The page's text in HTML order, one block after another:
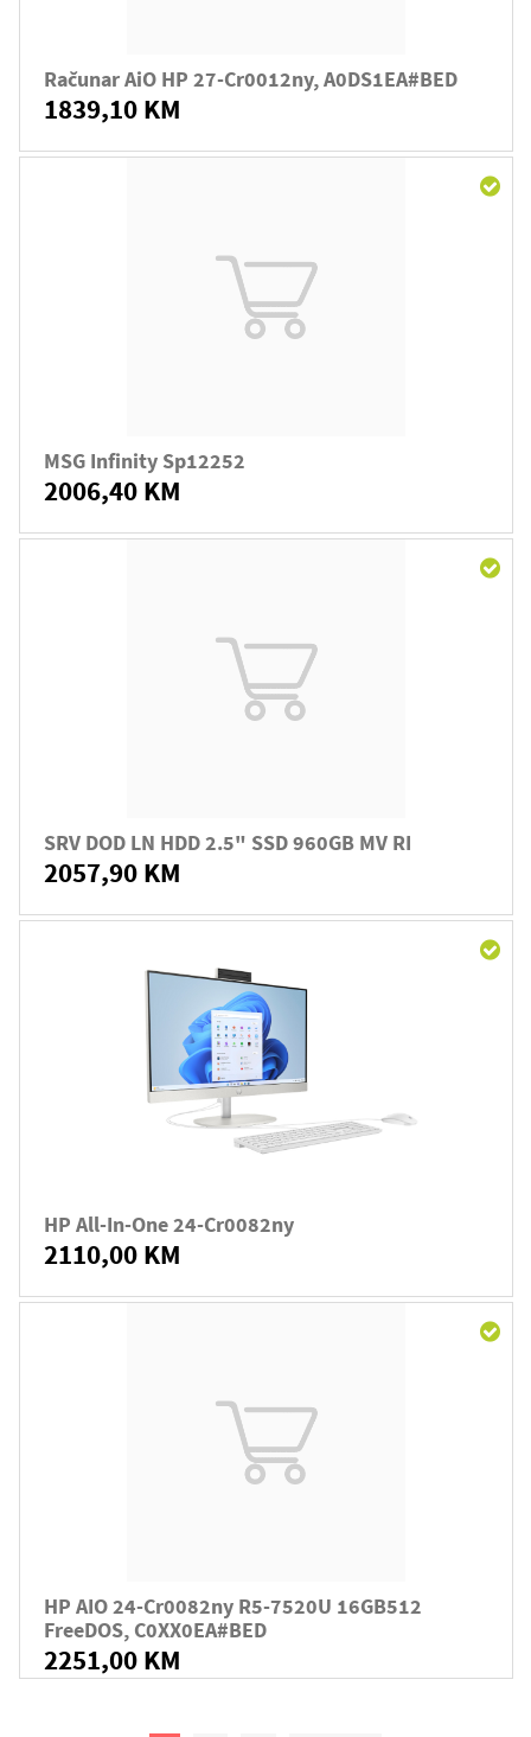
Računar AiO HP 27-Cr0012ny, A0DS1EA#BED
1839,10 KM
MSG Infinity Sp12252
2006,40 KM
SRV DOD LN HDD 2.5" SSD 960GB MV RI
2057,90 KM
HP All-In-One 24-Cr0082ny
2110,00 KM
HP AIO 24-Cr0082ny R5-7520U 16GB512
FreeDOS, C0XX0EA#BED
2251,00 KM